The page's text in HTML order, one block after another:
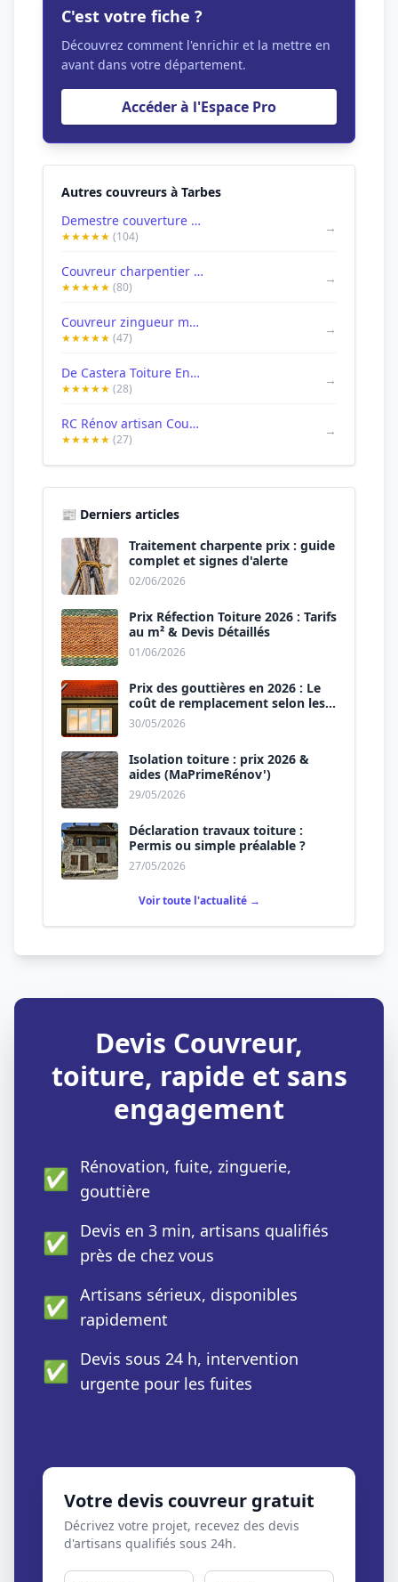
C'est votre fiche ?
Découvrez comment l'enrichir et la mettre en
avant dans votre département.
Accéder à l'Espace Pro
Autres couvreurs à Tarbes
Demestre couverture peintures
★★★★★ (104)
→
Couvreur charpentier Artisan Jean Louis Medou
★★★★★ (80)
→
Couvreur zingueur maçonnerie générale Stoll
★★★★★ (47)
→
De Castera Toiture Entreprise Individuelle
★★★★★ (28)
→
RC Rénov artisan Couvreur Charpentier 65 Intervention Urgence Intempéries traitement toiture /fuite /Charpentier / semeac 65
★★★★★ (27)
→
📰 Derniers articles
Traitement charpente prix : guide
complet et signes d'alerte
02/06/2026
Prix Réfection Toiture 2026 : Tarifs
au m² & Devis Détaillés
01/06/2026
Prix des gouttières en 2026 : Le
coût de remplacement selon les
matériaux
30/05/2026
Isolation toiture : prix 2026 &
aides (MaPrimeRénov')
29/05/2026
Déclaration travaux toiture :
Permis ou simple préalable ?
27/05/2026
Voir toute l'actualité →
Devis Couvreur,
toiture, rapide et sans
engagement
✅ Rénovation, fuite, zinguerie,
gouttière
✅ Devis en 3 min, artisans qualifiés
près de chez vous
✅ Artisans sérieux, disponibles
rapidement
✅ Devis sous 24 h, intervention
urgente pour les fuites
Votre devis couvreur gratuit
Décrivez votre projet, recevez des devis
d'artisans qualifiés sous 24h.